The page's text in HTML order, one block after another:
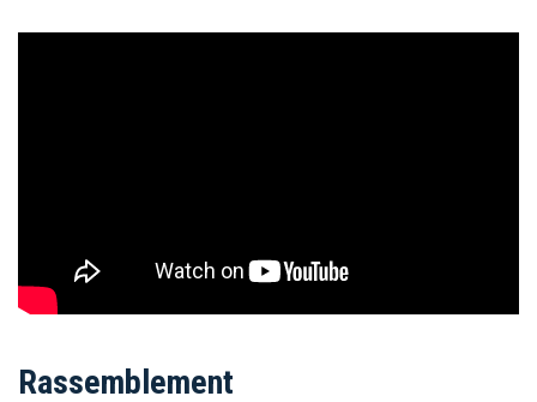
Rassemblement